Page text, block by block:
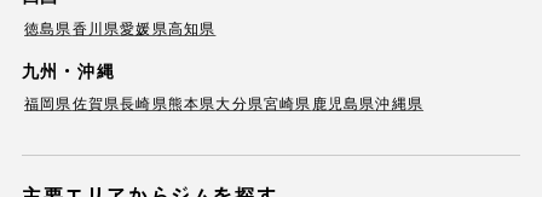
徳島県香川県愛媛県高知県
九州・沖縄
福岡県佐賀県長崎県熊本県大分県宮崎県 鹿児島県沖縄県